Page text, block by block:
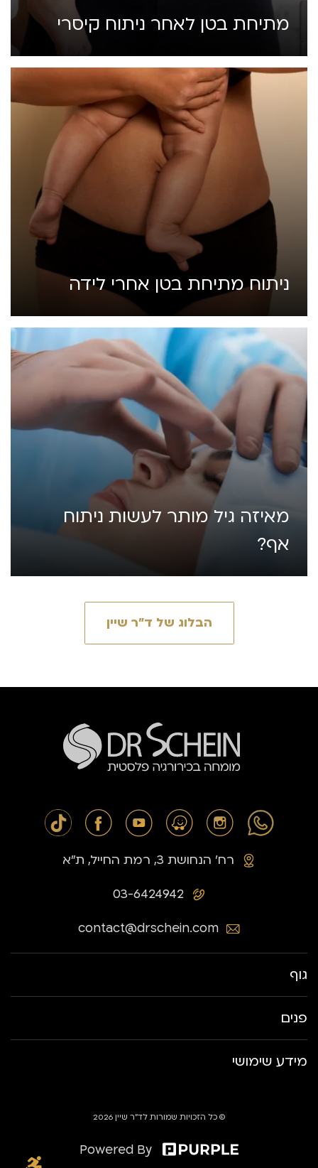
מתיחת בטן לאחר ניתוח קיסרי
ניתוח מתיחת בטן אחרי לידה
מאיזה גיל מותר לעשות ניתוח
אף?
הבלוג של ד״ר שיין
03-6424942
רח׳ הנחושת 3, רמת החייל, ת״א
contact@drschein.com
גוף
פנים
מידע שימושי
© כל הזכויות שמורות לד״ר שיין 2026
Powered By